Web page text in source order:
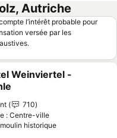
Autriche
l’intérêt probable pour
versée par les
à mes favoris
Weinviertel -
710
: Centre-ville
historique